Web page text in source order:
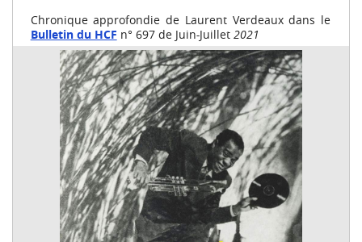
Chronique approfondie de Laurent Verdeaux dans le
Bulletin du HCF n° 697 de Juin-Juillet2021